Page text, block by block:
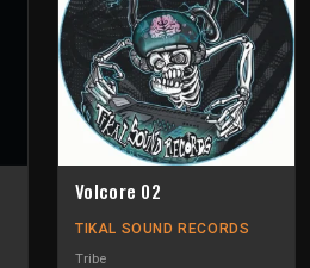
Volcore 02
TIKAL SOUND RECORDS
Tribe